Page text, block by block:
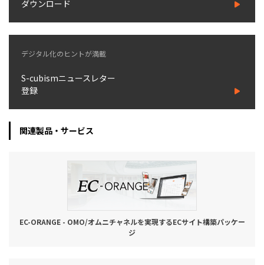
ダウンロード
デジタル化のヒントが満載
S-cubismニュースレター
登録
関連製品・サービス
EC-ORANGE - OMO/オムニチャネルを実現するECサイト構築パッケー
ジ